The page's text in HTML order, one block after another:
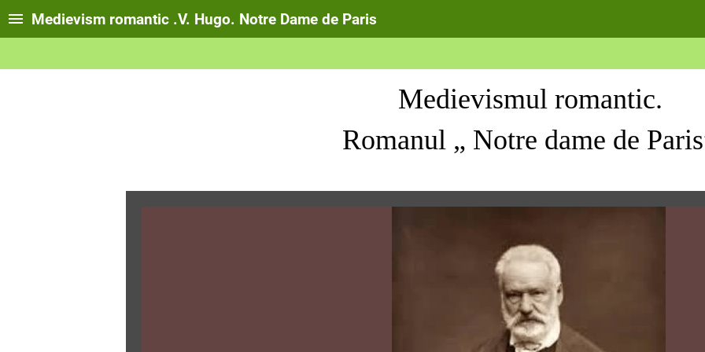
Medievism romantic .V. Hugo. Notre Dame de Paris
Medievismul romantic.
Romanul „ Notre dame de